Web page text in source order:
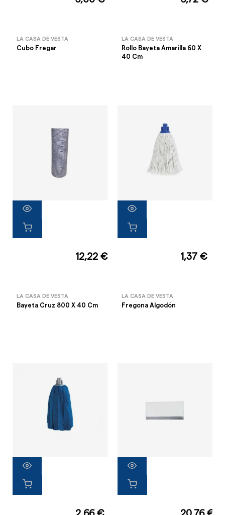
LA CASA DE VESTA
Cubo Fregar
LA CASA DE VESTA
Rollo Bayeta Amarilla 60 X
40 Cm
12,22 €
LA CASA DE VESTA
Bayeta Cruz 800 X 40 Cm
1,37 €
LA CASA DE VESTA
Fregona Algodón